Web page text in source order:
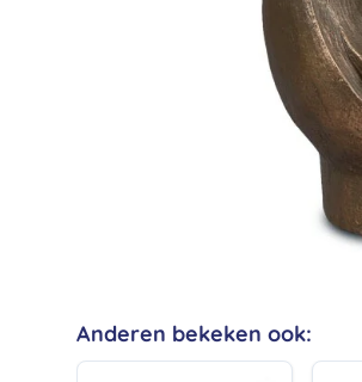
Anderen bekeken ook: